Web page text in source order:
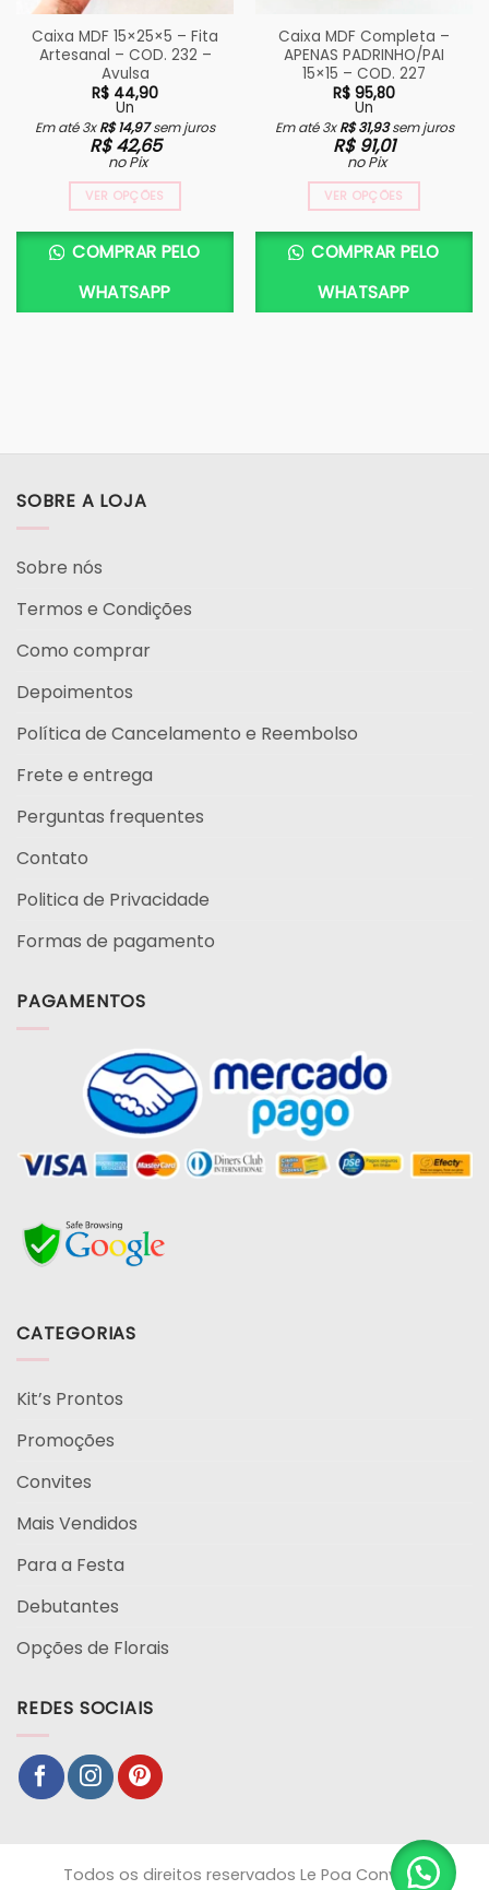
Caixa MDF 15×25×5 – Fita
Artesanal – COD. 232 –
Avulsa
R$ 44,90
Un
Em até 3xR$14,97sem juros
R$42,65
no Pix
VER OPÇÕES
COMPRAR PELO
WHATSAPP
Caixa MDF Completa –
APENAS PADRINHO/PAI
15×15 – COD. 227
R$ 95,80
Un
Em até 3xR$31,93sem juros
R$91,01
no Pix
VER OPÇÕES
COMPRAR PELO
WHATSAPP
SOBRE A LOJA
Sobre nós
Termos e Condições
Como comprar
Depoimentos
Política de Cancelamento e Reembolso
Frete e entrega
Perguntas frequentes
Contato
Politica de Privacidade
Formas de pagamento
PAGAMENTOS
CATEGORIAS
Kit’s Prontos
Promoções
Convites
Mais Vendidos
Para a Festa
Debutantes
Opções de Florais
REDES SOCIAIS
Todos os direitos reservados Le Poa Convites